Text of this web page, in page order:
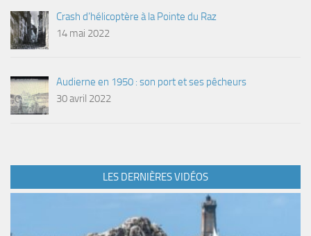
Crash d’hélicoptère à la Pointe du Raz
14 mai 2022
Audierne en 1950 : son port et ses pêcheurs
30 avril 2022
LES DERNIÈRES VIDÉOS